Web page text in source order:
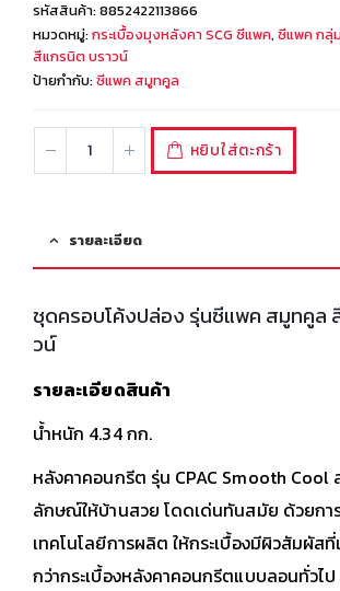
รหัสสินค้า:8852422113866
หมวดหมู่:กระเบื้องมุงหลังคา SCG ซีแพค, ซีแพค กลุ่
สีแกรนิต บราวน์
ป้ายกำกับ:ซีแพค สมูทคูล
หยิบใส่ตะกร้า
รายละเอียด
ชุดครอบโค้งปล่อง รุ่นซีแพค สมูทคูล
วน์
รายละเอียดสินค้า
น้ำหนัก 4.34 กก.
หลังคาคอนกรีต รุ่น CPAC Smooth Cool
ลักษณ์ให้บ้านสวย โดดเด่นทันสมัย ด้วยก
เทคโนโลยีการผลิต ให้กระเบื้องมีผิวสัมผัส
กว่ากระเบื้องหลังคาคอนกรีตแบบลอนทั่วไ